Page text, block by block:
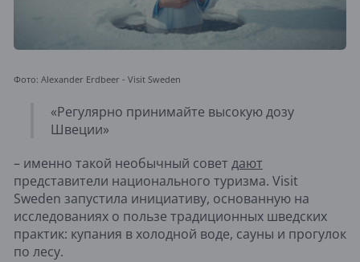
Фото: Alexander Erdbeer - Visit Sweden
«Регулярно принимайте высокую дозу
Швеции»
– именно такой необычный совет дают
представители национального туризма. Visit
Sweden запустила инициативу, основанную на
исследованиях о пользе традиционных шведских
практик: купания в холодной воде, сауны и прогулок
по лесу.